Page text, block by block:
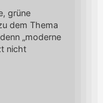
grüne
dem Thema
„moderne
nicht